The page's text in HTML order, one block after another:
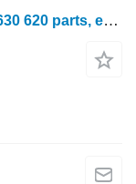
Parts, ersatzteile, pieces Claas Arion 630 620 parts, ersatzteile, pieces za Claas Arion 630 620 traktora točkaša